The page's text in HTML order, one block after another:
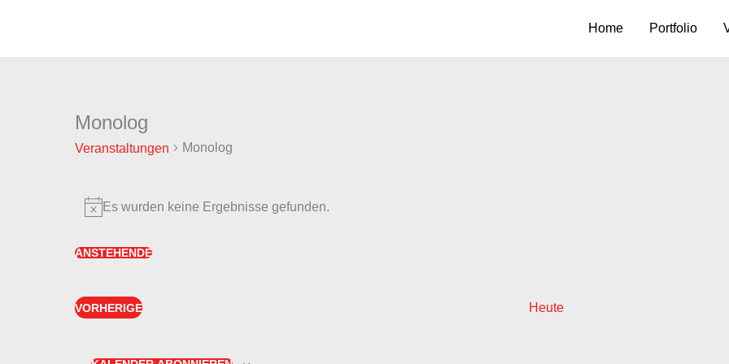
Home Portfolio
Monolog
Veranstaltungen Monolog
Veranstaltungen
Hinweis
Es wurden keine Ergebnisse gefunden.
ANSTEHENDE
VORHERIGE
VERANSTALTUNGEN
Heute